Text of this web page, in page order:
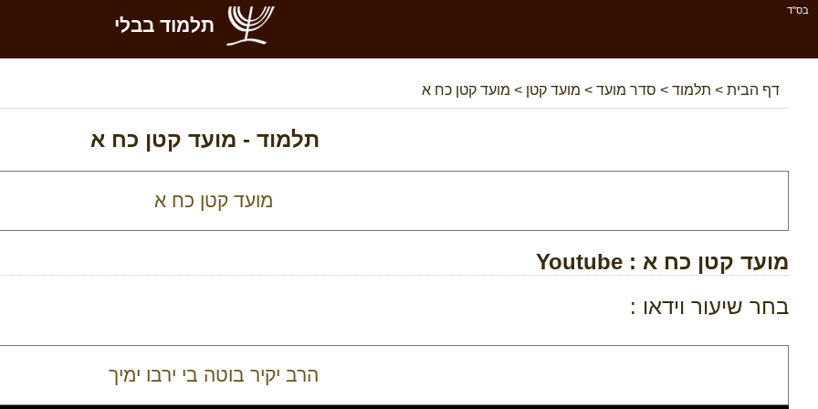
בס''ד
תלמוד בבלי
דף הבית > תלמוד > סדר מועד > מועד קטן > מועד קטן כח א
תלמוד - מועד קטן כח א
מועד קטן כח א : Youtube
בחר שיעור וידאו :